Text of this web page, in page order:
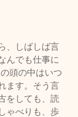
、しばしば言
んでも仕事に
頭の中はいつ
ます。そう言
をしても、読
ゃべりも、歩